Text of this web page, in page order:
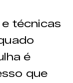
técnicas
é
que